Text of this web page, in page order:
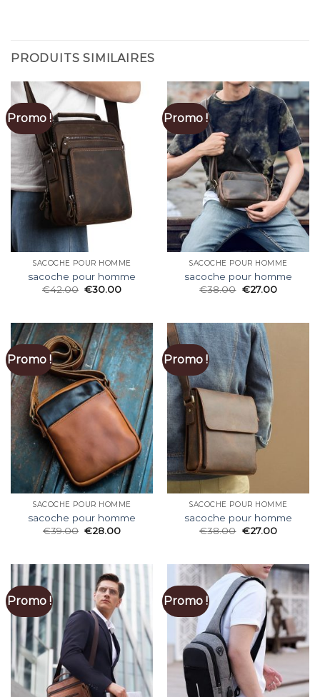
PRODUITS SIMILAIRES
Promo !
SACOCHE POUR HOMME
sacoche pour homme
€42.00 €30.00
Promo !
SACOCHE POUR HOMME
sacoche pour homme
€38.00 €27.00
Promo !
SACOCHE POUR HOMME
sacoche pour homme
€39.00 €28.00
Promo !
SACOCHE POUR HOMME
sacoche pour homme
€38.00 €27.00
Promo ! Promo !